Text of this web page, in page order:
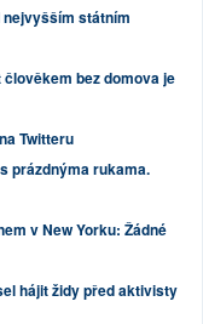
státním
bez domova je
Twitteru
prázdnýma rukama.
v New Yorku: Žádné
hájit židy před aktivisty